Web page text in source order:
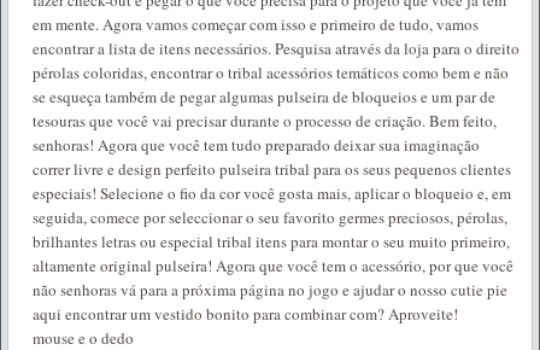
em mente. Agora vamos começar com isso e primeiro de tudo, vamos
encontrar a lista de itens necessários. Pesquisa através da loja para o direito
pérolas coloridas, encontrar o tribal acessórios temáticos como bem e não
se esqueça também de pegar algumas pulseira de bloqueios e um par de
tesouras que você vai precisar durante o processo de criação. Bem feito,
senhoras! Agora que você tem tudo preparado deixar sua imaginação
correr livre e design perfeito pulseira tribal para os seus pequenos clientes
especiais! Selecione o fio da cor você gosta mais, aplicar o bloqueio e, em
seguida, comece por seleccionar o seu favorito germes preciosos, pérolas,
brilhantes letras ou especial tribal itens para montar o seu muito primeiro,
altamente original pulseira! Agora que você tem o acessório, por que você
não senhoras vá para a próxima página no jogo e ajudar o nosso cutie pie
aqui encontrar um vestido bonito para combinar com? Aproveite!
mouse e o dedo